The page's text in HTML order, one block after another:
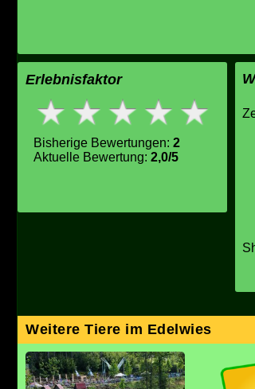
Erlebnisfaktor
Bisherige Bewertungen: 2
Aktuelle Bewertung: 2,0/5
Weitere Tiere im Edelwies